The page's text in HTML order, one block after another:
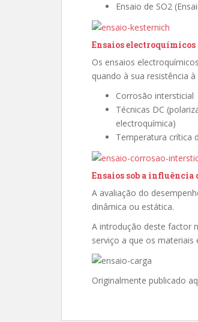
Ensaio de SO2
Ensaios electroquímicos
Os ensaios
quando à sua resistência
Corrosão intersticial
Técnicas DC
electroquímica)
Temperatura crítica
Ensaios sob a influência
A avaliação do
dinâmica ou estática.
A introdução deste factor
serviço a que os materiais
Originalmente publicado